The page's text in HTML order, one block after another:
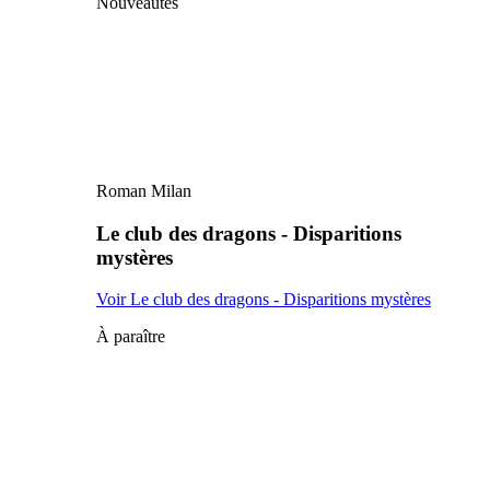
Roman Milan
Le club des dragons - Disparitions
mystères
Voir Le club des dragons - Disparitions mystères
À paraître